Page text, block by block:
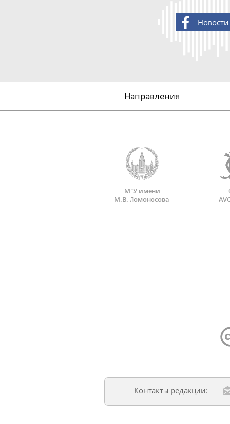
Направления
МГУ имени
М.В. Ломоносова
Контакты редакции: